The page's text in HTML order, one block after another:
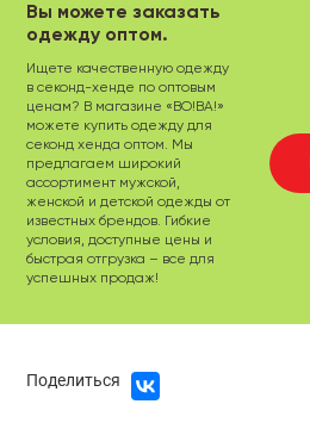
Вы можете заказать
одежду оптом.
Ищете качественную одежду
в секонд-хенде по оптовым
ценам? В магазине «ВО!ВА!»
можете купить одежду для
секонд хенда оптом. Мы
предлагаем широкий
ассортимент мужской,
женской и детской одежды от
известных брендов. Гибкие
условия, доступные цены и
быстрая отгрузка – все для
успешных продаж!
Поделиться